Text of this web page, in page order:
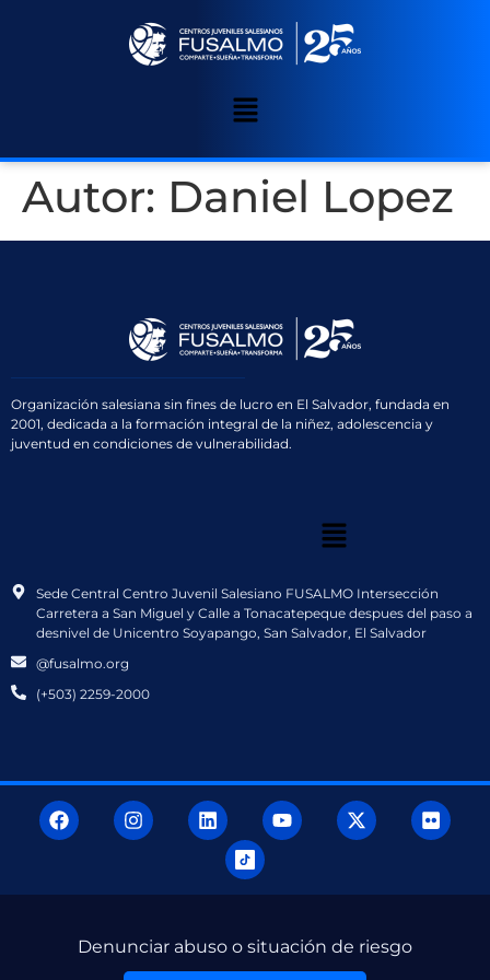
Autor: Daniel Lopez
Organización salesiana sin fines de lucro en El Salvador, fundada en
2001, dedicada a la formación integral de la niñez, adolescencia y
juventud en condiciones de vulnerabilidad.
Sede Central Centro Juvenil Salesiano FUSALMO Intersección
Carretera a San Miguel y Calle a Tonacatepeque despues del paso a
desnivel de Unicentro Soyapango, San Salvador, El Salvador
@fusalmo.org
(+503) 2259-2000
Denunciar abuso o situación de riesgo